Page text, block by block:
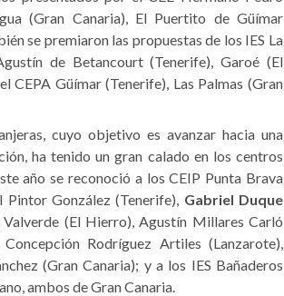
(Gran Canaria), El Puertito de Güímar
se premiaron las propuestas de los IES La
de Betancourt (Tenerife), Garoé (El
CEPA Güímar (Tenerife), Las Palmas (Gran
cuyo objetivo es avanzar hacia una
ha tenido un gran calado en los centros
año se reconoció a los CEIP Punta Brava
González (Tenerife), Gabriel Duque
Valverde (El Hierro), Agustín Millares Carló
Rodríguez Artiles (Lanzarote),
(Gran Canaria); y a los IES Bañaderos
ambos de Gran Canaria.